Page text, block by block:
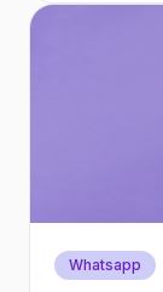
Whatsapp